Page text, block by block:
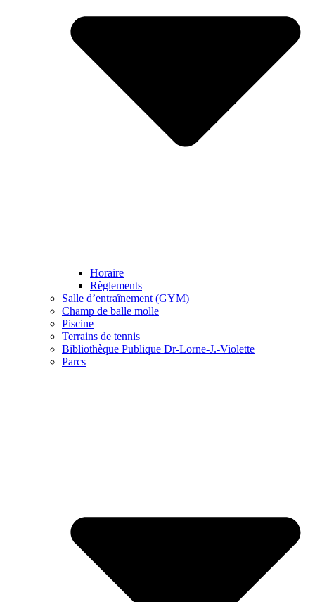
Horaire
Règlements
Salle d’entraînement (GYM)
Champ de balle molle
Piscine
Terrains de tennis
Bibliothèque Publique Dr-Lorne-J.-Violette
Parcs